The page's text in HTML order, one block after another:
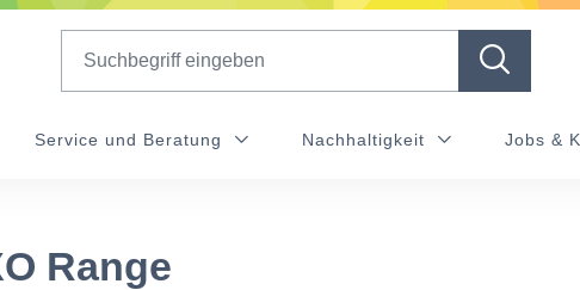
Service und Beratung Nachhaltigkeit Jobs &
Range